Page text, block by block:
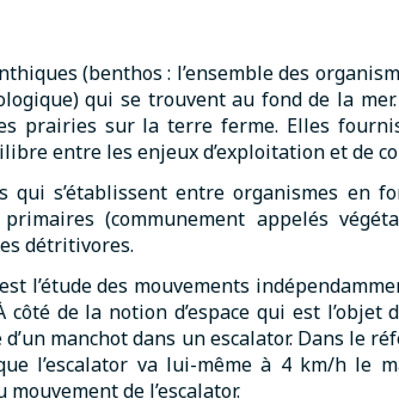
(benthos : l’ensemble des
qui se trouvent au fond de la
prairies sur la terre ferme. Elles
entre les enjeux d’exploitation et de
qui s’établissent entre organismes en
(communement appelés
détritivores.
l’étude des mouvements
côté de la notion d’espace qui est
manchot dans un escalator. Dans le
l’escalator va lui-même à 4 km/h le
de l’escalator.